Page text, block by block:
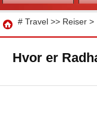
Reise
# Travel >> Reiser >
Hvor er